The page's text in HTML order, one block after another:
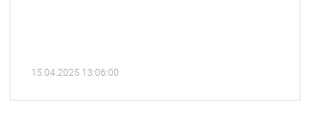
15.04.2025 13:06:00